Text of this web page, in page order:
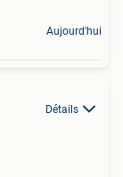
Aujourd'hui
Détails